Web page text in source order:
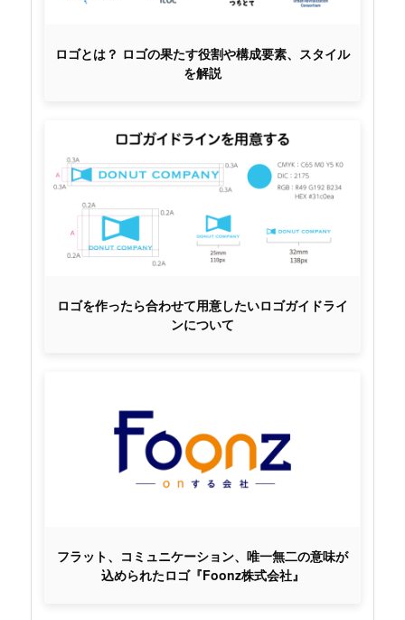
ロゴとは？ ロゴの果たす役割や構成要素、スタイル
を解説
ロゴを作ったら合わせて用意したいロゴガイドライ
ンについて
フラット、コミュニケーション、唯一無二の意味が
込められたロゴ『Foonz株式会社』